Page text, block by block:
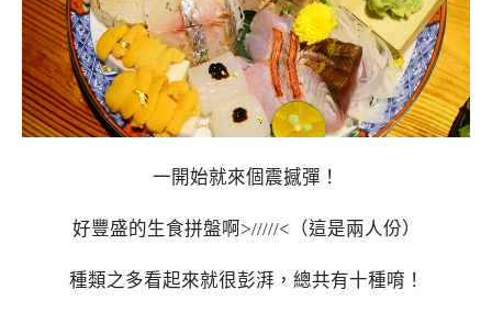
一開始就來個震撼彈！
好豐盛的生食拼盤啊>/////<（這是兩人份）
種類之多看起來就很彭湃，總共有十種唷！